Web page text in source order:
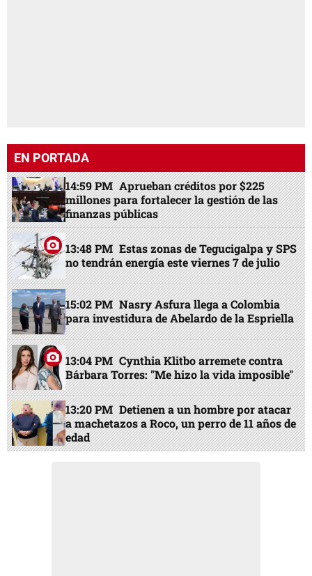
EN PORTADA
14:59 PM Aprueban créditos por $225
millones para fortalecer la gestión de las
finanzas públicas
13:48 PM Estas zonas de Tegucigalpa y SPS
no tendrán energía este viernes 7 de julio
15:02 PM Nasry Asfura llega a Colombia
para investidura de Abelardo de la Espriella
13:04 PM Cynthia Klitbo arremete contra
Bárbara Torres: "Me hizo la vida imposible"
13:20 PM Detienen a un hombre por atacar
a machetazos a Roco, un perro de 11 años de
edad